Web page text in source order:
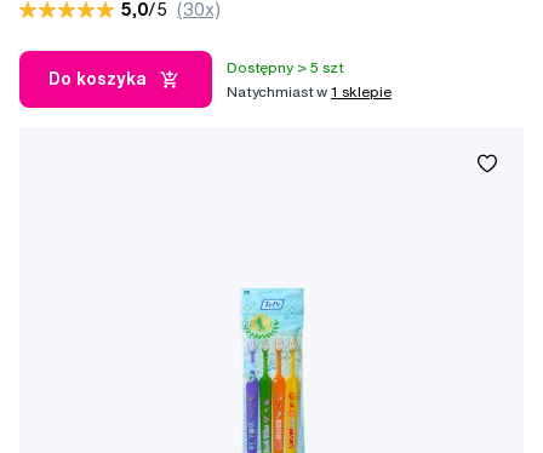
5,0/5 (30x)
Do koszyka
Dostępny > 5 szt
Natychmiast w1 sklepie